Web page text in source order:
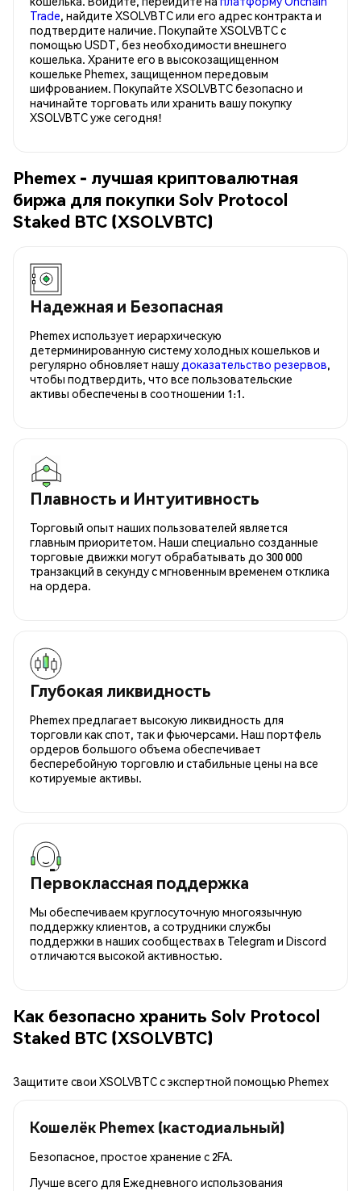
Trade, найдите XSOLVBTC или его адрес контракта и
подтвердите наличие. Покупайте XSOLVBTC с
помощью USDT, без необходимости внешнего
кошелька. Храните его в высокозащищенном
кошельке Phemex, защищенном передовым
шифрованием. Покупайте XSOLVBTC безопасно и
начинайте торговать или хранить вашу покупку
XSOLVBTC уже сегодня!
Phemex - лучшая криптовалютная
биржа для покупки Solv Protocol
Staked BTC (XSOLVBTC)
Надежная и Безопасная
Phemex использует иерархическую
детерминированную систему холодных кошельков и
регулярно обновляет нашу доказательство резервов,
чтобы подтвердить, что все пользовательские
активы обеспечены в соотношении 1:1.
Плавность и Интуитивность
Торговый опыт наших пользователей является
главным приоритетом. Наши специально созданные
торговые движки могут обрабатывать до 300 000
транзакций в секунду с мгновенным временем отклика
на ордера.
Глубокая ликвидность
Phemex предлагает высокую ликвидность для
торговли как спот, так и фьючерсами. Наш портфель
ордеров большого объема обеспечивает
бесперебойную торговлю и стабильные цены на все
котируемые активы.
Первоклассная поддержка
Мы обеспечиваем круглосуточную многоязычную
поддержку клиентов, а сотрудники службы
поддержки в наших сообществах в Telegram и Discord
отличаются высокой активностью.
Как безопасно хранить Solv Protocol
Staked BTC (XSOLVBTC)
Защитите свои XSOLVBTC с экспертной помощью Phemex
Кошелёк Phemex (кастодиальный)
Безопасное, простое хранение с 2FA.
Лучше всего для Ежедневного использования